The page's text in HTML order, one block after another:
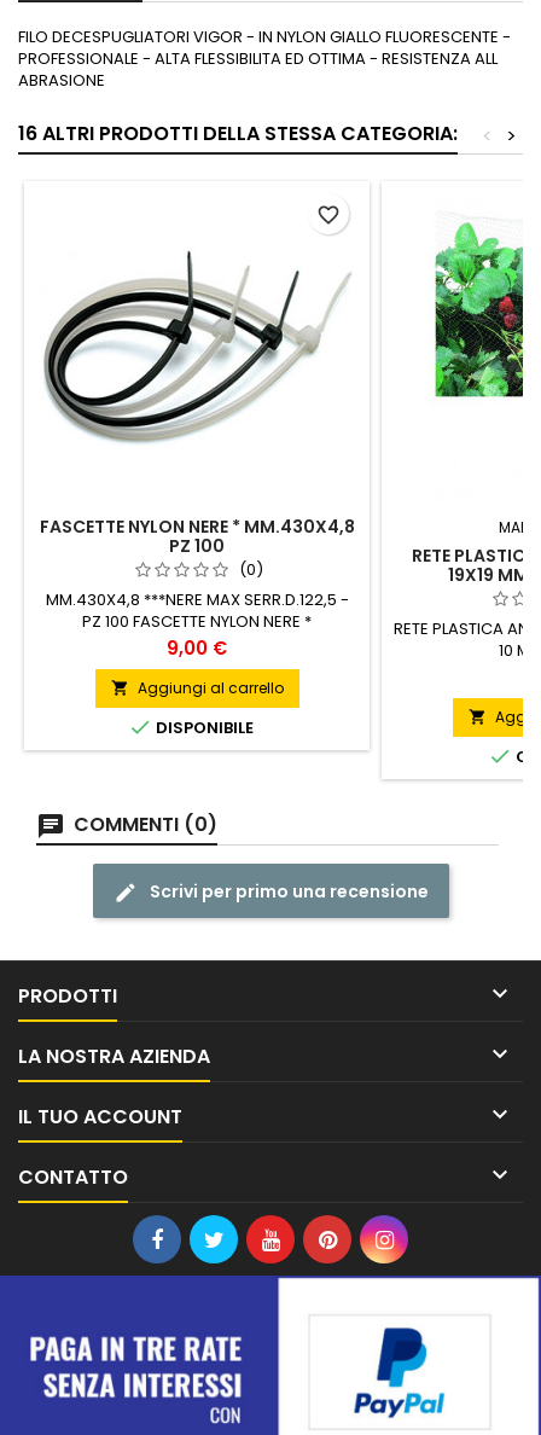
FILO DECESPUGLIATORI VIGOR - IN NYLON GIALLO FLUORESCENTE -
PROFESSIONALE - ALTA FLESSIBILITA ED OTTIMA - RESISTENZA ALL
ABRASIONE
16 ALTRI PRODOTTI DELLA STESSA CATEGORIA: >
<
FASCETTE NYLON NERE * MM.430X4,8
PZ 100
(0)
MM.430X4,8 ***NERE MAX SERR.D.122,5 -
PZ 100 FASCETTE NYLON NERE *
MM.430X4,8
Prezzo
9,00 €
 Aggiungi al carrello
 DISPONIBILE
favorite_border
RETE
19X19 MM
RETE PLASTICA
10 M


COMMENTI (0)
Scrivi per primo una recensione
PRODOTTI 
LA NOSTRA AZIENDA 
IL TUO ACCOUNT 
CONTATTO 